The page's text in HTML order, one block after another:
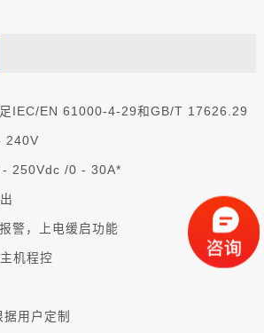
IEC/EN 61000-4-29和GB/T 17626.29
240V
250Vdc /0 - 30A*
警，上电缓启功能
机程控
用户定制